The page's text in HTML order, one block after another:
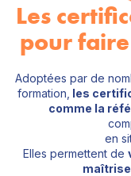
Les
pour
Adoptées par de
formation, les
comme la
en
Elles permettent de